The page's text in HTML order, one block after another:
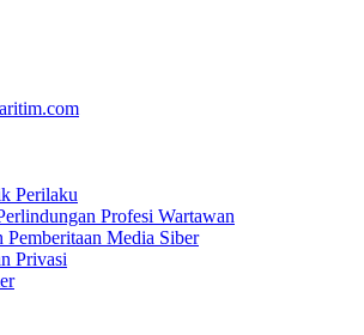
Perilaku
Profesi Wartawan
Pemberitaan Media Siber
Privasi